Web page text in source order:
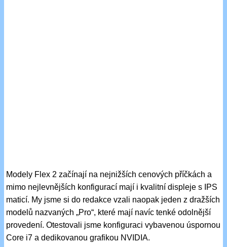
Modely Flex 2 začínají na nejnižších cenových příčkách a
mimo nejlevnějších konfigurací mají i kvalitní displeje s IPS
maticí. My jsme si do redakce vzali naopak jeden z dražších
modelů nazvaných „Pro“, které mají navíc tenké odolnější
provedení. Otestovali jsme konfiguraci vybavenou úspornou
Core i7 a dedikovanou grafikou NVIDIA.